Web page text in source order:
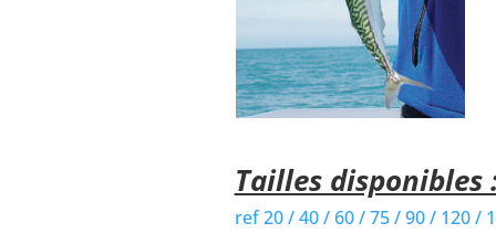
Tailles disponibles
ref 20 / 40 / 60 / 75 / 90 / 120 /